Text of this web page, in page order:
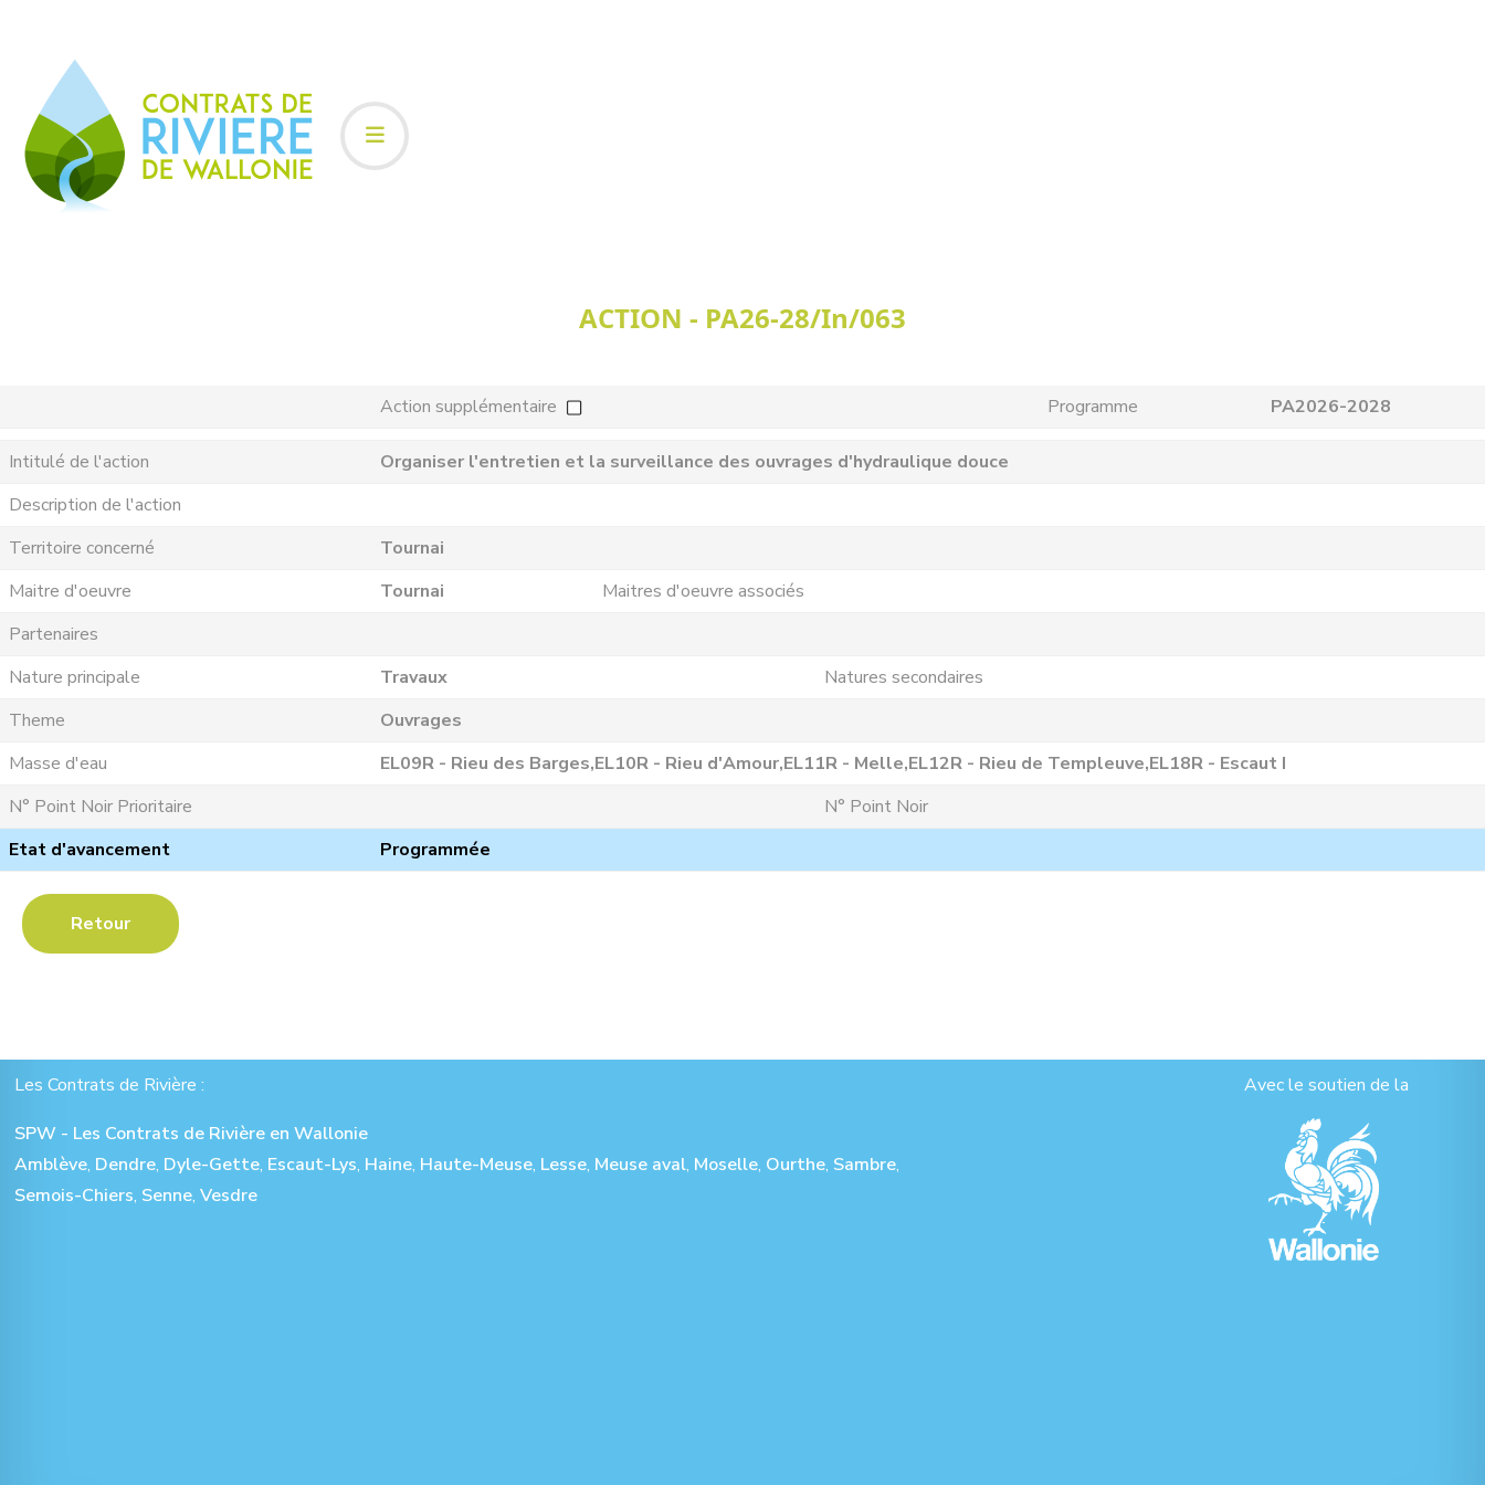
ACTION - PA26-28/In/063
Action supplémentaire Programme PA2026-2028
Intitulé de l'action
Organiser l'entretien et la surveillance des ouvrages d'hydraulique douce
Description de l'action
Territoire concerné
Tournai
Maitre d'oeuvre
Tournai
Maitres d'oeuvre associés
Partenaires
Nature principale
Travaux
Natures secondaires
Theme
Ouvrages
Masse d'eau
EL09R - Rieu des Barges,EL10R - Rieu d'Amour,EL11R - Melle,EL12R - Rieu de Templeuve,EL18R - Escaut I
N° Point Noir Prioritaire
N° Point Noir
Etat d'avancement
Programmée
Retour
Les Contrats de Rivière :
SPW - Les Contrats de Rivière en Wallonie
Amblève, Dendre, Dyle-Gette, Escaut-Lys, Haine, Haute-Meuse, Lesse, Meuse aval, Moselle, Ourthe, Sambre,
Semois-Chiers, Senne, Vesdre
Avec le soutien de la